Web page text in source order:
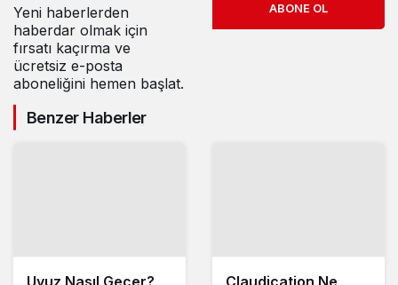
Yeni haberlerden
haberdar olmak için
fırsatı kaçırma ve
ücretsiz e-posta
aboneliğini hemen başlat.
ABONE OL
Benzer Haberler
Uyuz Nasıl Geçer?
Claudication Ne